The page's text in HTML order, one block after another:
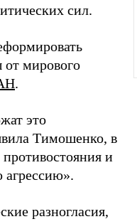
сил.
от мирового
.
это
Тимошенко, в
и
агрессию».
разногласия,